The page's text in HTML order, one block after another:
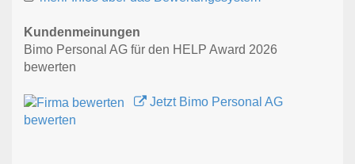
Kundenmeinungen
Bimo Personal AG für den HELP Award 2026
bewerten
Jetzt Bimo Personal AG
bewerten